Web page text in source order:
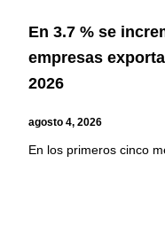
En 3.7 % se
empresas
2026
agosto 4, 2026
En los primeros cinco